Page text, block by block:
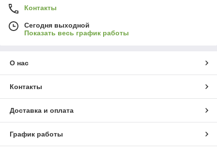
Контакты
Сегодня выходной
Показать весь график работы
О нас
Контакты
Доставка и оплата
График работы